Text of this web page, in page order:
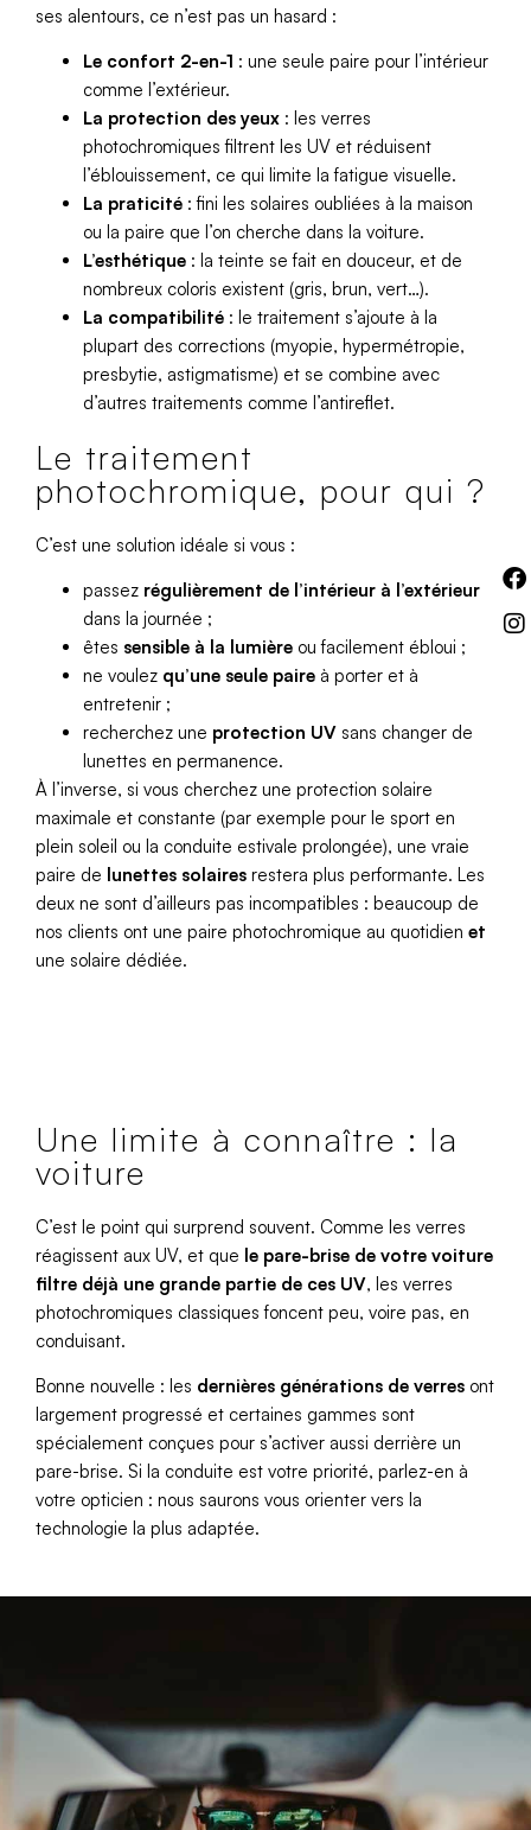
ses alentours, ce n’est pas un hasard :
Le confort 2-en-1 : une seule paire pour l’intérieur
comme l’extérieur.
La protection des yeux : les verres
photochromiques filtrent les UV et réduisent
l’éblouissement, ce qui limite la fatigue visuelle.
La praticité : fini les solaires oubliées à la maison
ou la paire que l’on cherche dans la voiture.
L’esthétique : la teinte se fait en douceur, et de
nombreux coloris existent (gris, brun, vert…).
La compatibilité : le traitement s’ajoute à la
plupart des corrections (myopie, hypermétropie,
presbytie, astigmatisme) et se combine avec
d’autres traitements comme l’antireflet.
Le traitement
photochromique, pour qui ?
C’est une solution idéale si vous :
passez régulièrement de l’intérieur à l’extérieur
dans la journée ;
êtes sensible à la lumière ou facilement ébloui ;
ne voulez qu’une seule paire à porter et à
entretenir ;
recherchez une protection UV sans changer de
lunettes en permanence.
À l’inverse, si vous cherchez une protection solaire
maximale et constante (par exemple pour le sport en
plein soleil ou la conduite estivale prolongée), une vraie
paire de lunettes solaires restera plus performante. Les
deux ne sont d’ailleurs pas incompatibles : beaucoup de
nos clients ont une paire photochromique au quotidien et
une solaire dédiée.
Une limite à connaître : la
voiture
C’est le point qui surprend souvent. Comme les verres
réagissent aux UV, et que le pare-brise de votre voiture
filtre déjà une grande partie de ces UV, les verres
photochromiques classiques foncent peu, voire pas, en
conduisant.
Bonne nouvelle : les dernières générations de verres ont
largement progressé et certaines gammes sont
spécialement conçues pour s’activer aussi derrière un
pare-brise. Si la conduite est votre priorité, parlez-en à
votre opticien : nous saurons vous orienter vers la
technologie la plus adaptée.